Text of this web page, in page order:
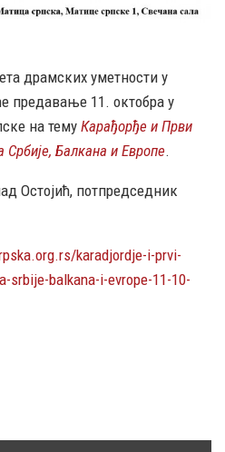
драмских уметности у
предавање 11. октобра у
на тему Карађорђе и Први
Балкана и Европе.
Остојић, потпредседник
karadjordje-i-prvi-
srbije-balkana-i-evrope-11-10-